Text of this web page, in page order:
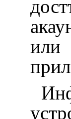
или